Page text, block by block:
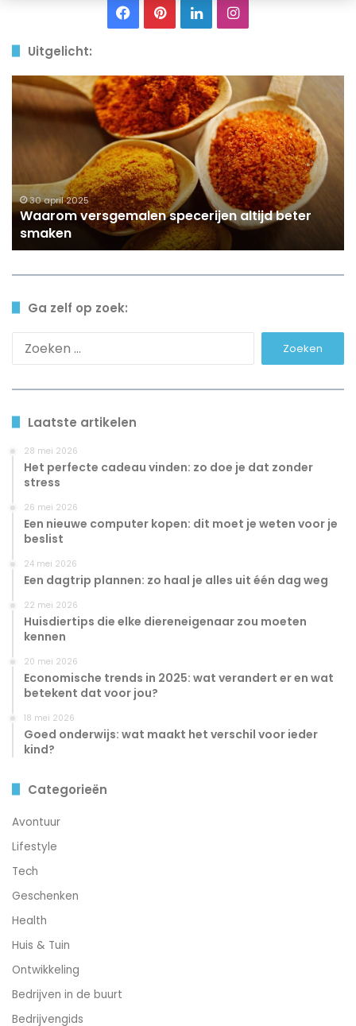
Facebook
PinterestLinkedInInstagram
Uitgelicht:
Waarom
versgemalen
specerijen
beter
30 april 2025
Waarom versgemalen specerijen altijd beter
smaken
Ga zelf op zoek:
Laatste artikelen
28 mei 2026
Het perfecte cadeau vinden: zo doe je dat zonder
stress
26 mei 2026
Een nieuwe computer kopen: dit moet je weten voor je
beslist
24 mei 2026
Een dagtrip plannen: zo haal je alles uit één dag weg
22 mei 2026
Huisdiertips die elke diereneigenaar zou moeten
kennen
20 mei 2026
Economische trends in 2025: wat verandert er en wat
betekent dat voor jou?
18 mei 2026
Goed onderwijs: wat maakt het verschil voor ieder
kind?
Categorieën
Avontuur
Lifestyle
Tech
Geschenken
Health
Huis & Tuin
Ontwikkeling
Bedrijven in de buurt
Bedrijvengids